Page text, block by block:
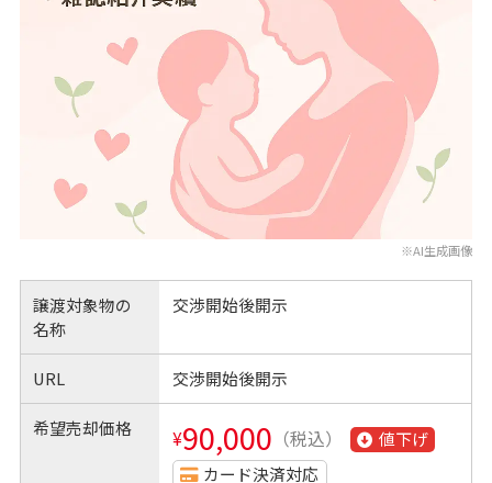
※AI生成画像
譲渡対象物の
名称
交渉開始後開示
URL 交渉開始後開示
希望売却価格 ¥90,000 （税込）
値下げ
カード決済対応